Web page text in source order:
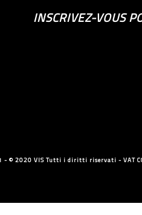
INSCRIVEZ-VOUS
- © 2020 VIS Tutti i diritti riservati - VAT